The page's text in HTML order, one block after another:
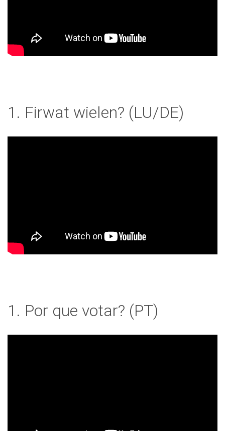
1. Firwat wielen? (LU/DE)
1. Por que votar? (PT)